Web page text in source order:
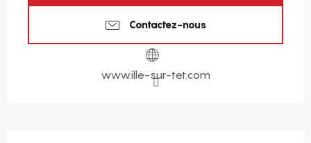
Contactez-nous
www.ille-sur-tet.com